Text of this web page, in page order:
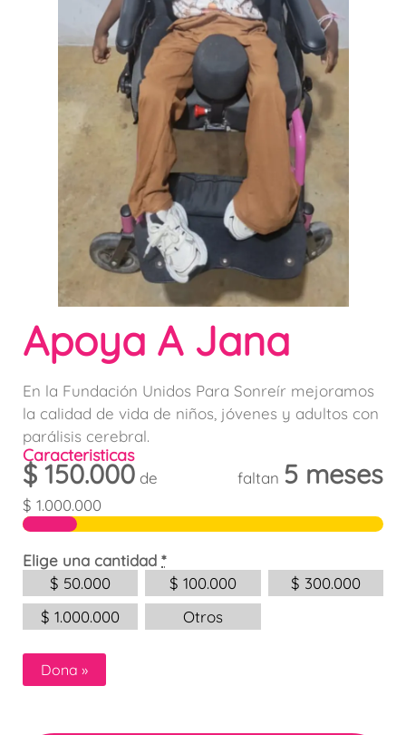
Apoya A Jana
En la Fundación Unidos Para Sonreír mejoramos
la calidad de vida de niños, jóvenes y adultos con
parálisis cerebral.
Caracteristicas
$ 150.000 de
$ 1.000.000
faltan 5 meses
Elige una cantidad *
$ 50.000 $ 100.000 $ 300.000
$ 1.000.000 Otros
Dona »